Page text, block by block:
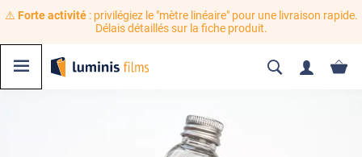
⚠️ Forte activité: privilégiez le "mètre linéaire" pour une livraison rapide.
Délais détaillés sur la fiche produit.